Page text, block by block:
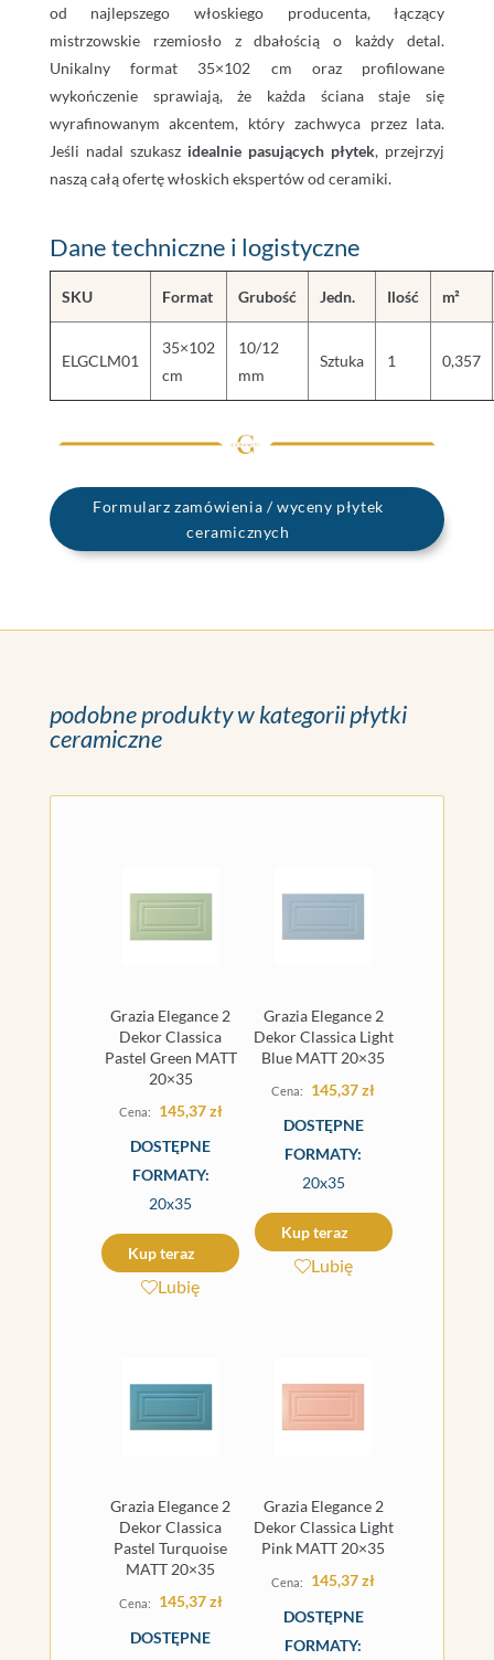
od najlepszego włoskiego producenta, łączący
mistrzowskie rzemiosło z dbałością o każdy detal.
Unikalny format 35×102 cm oraz profilowane
wykończenie sprawiają, że każda ściana staje się
wyrafinowanym akcentem, który zachwyca przez lata.
Jeśli nadal szukasz idealnie pasujących płytek, przejrzyj
naszą całą ofertę włoskich ekspertów od ceramiki.
Dane techniczne i logistyczne
SKU Format Grubość Jedn. Ilość m²
ELGCLM01
35×102
cm
10/12
mm
Sztuka 1 0,357
Formularz zamówienia / wyceny płytek
ceramicznych
podobne produkty w kategorii płytki
ceramiczne
Grazia Elegance 2
Dekor Classica
Pastel Green MATT
20×35
145,37zł
DOSTĘPNE
FORMATY:
20x35
Kup teraz
Lubię
Grazia Elegance 2
Dekor Classica Light
Blue MATT 20×35
145,37zł
DOSTĘPNE
FORMATY:
20x35
Kup teraz
Lubię
Grazia Elegance 2
Dekor Classica
Pastel Turquoise
MATT 20×35
145,37zł
DOSTĘPNE
Grazia Elegance 2
Dekor Classica Light
Pink MATT 20×35
145,37zł
DOSTĘPNE
FORMATY: